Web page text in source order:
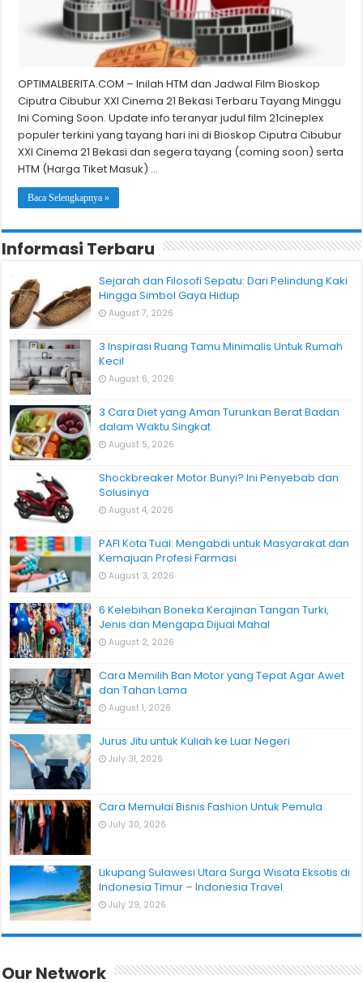
OPTIMALBERITA.COM – Inilah HTM dan Jadwal Film Bioskop
Ciputra Cibubur XXI Cinema 21 Bekasi Terbaru Tayang Minggu
Ini Coming Soon. Update info teranyar judul film 21cineplex
populer terkini yang tayang hari ini di Bioskop Ciputra Cibubur
XXI Cinema 21 Bekasi dan segera tayang (coming soon) serta
HTM (Harga Tiket Masuk) …
Baca Selengkapnya »
Informasi Terbaru
Sejarah dan Filosofi Sepatu: Dari Pelindung Kaki
Hingga Simbol Gaya Hidup
August 7, 2026
3 Inspirasi Ruang Tamu Minimalis Untuk Rumah
Kecil
August 6, 2026
3 Cara Diet yang Aman Turunkan Berat Badan
dalam Waktu Singkat
August 5, 2026
Shockbreaker Motor Bunyi? Ini Penyebab dan
Solusinya
August 4, 2026
PAFI Kota Tual: Mengabdi untuk Masyarakat dan
Kemajuan Profesi Farmasi
August 3, 2026
6 Kelebihan Boneka Kerajinan Tangan Turki,
Jenis dan Mengapa Dijual Mahal
August 2, 2026
Cara Memilih Ban Motor yang Tepat Agar Awet
dan Tahan Lama
August 1, 2026
Jurus Jitu untuk Kuliah ke Luar Negeri
July 31, 2026
Cara Memulai Bisnis Fashion Untuk Pemula
July 30, 2026
Likupang Sulawesi Utara Surga Wisata Eksotis di
Indonesia Timur – Indonesia Travel
July 29, 2026
Our Network